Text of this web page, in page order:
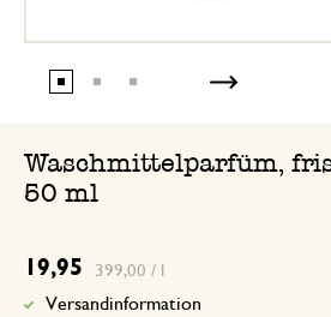
Waschmittelparfüm,
50 ml
19,95 399,00 / l
Versandinformation